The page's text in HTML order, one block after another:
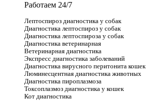
Работаем 24/7
Лептоспироз диагностика у собак
Диагностика лептоспироз у собак
Диагностика лептоспироза у собак
Диагностика ветеринарная
Ветеринарная диагностика
Экспресс диагностика заболеваний
Диагностика вирусного перитонита кошек
Люминесцентная диагностика животных
Диагностика пироплазмоза
Токсоплазмоз диагностика у кошек
Кот диагностика